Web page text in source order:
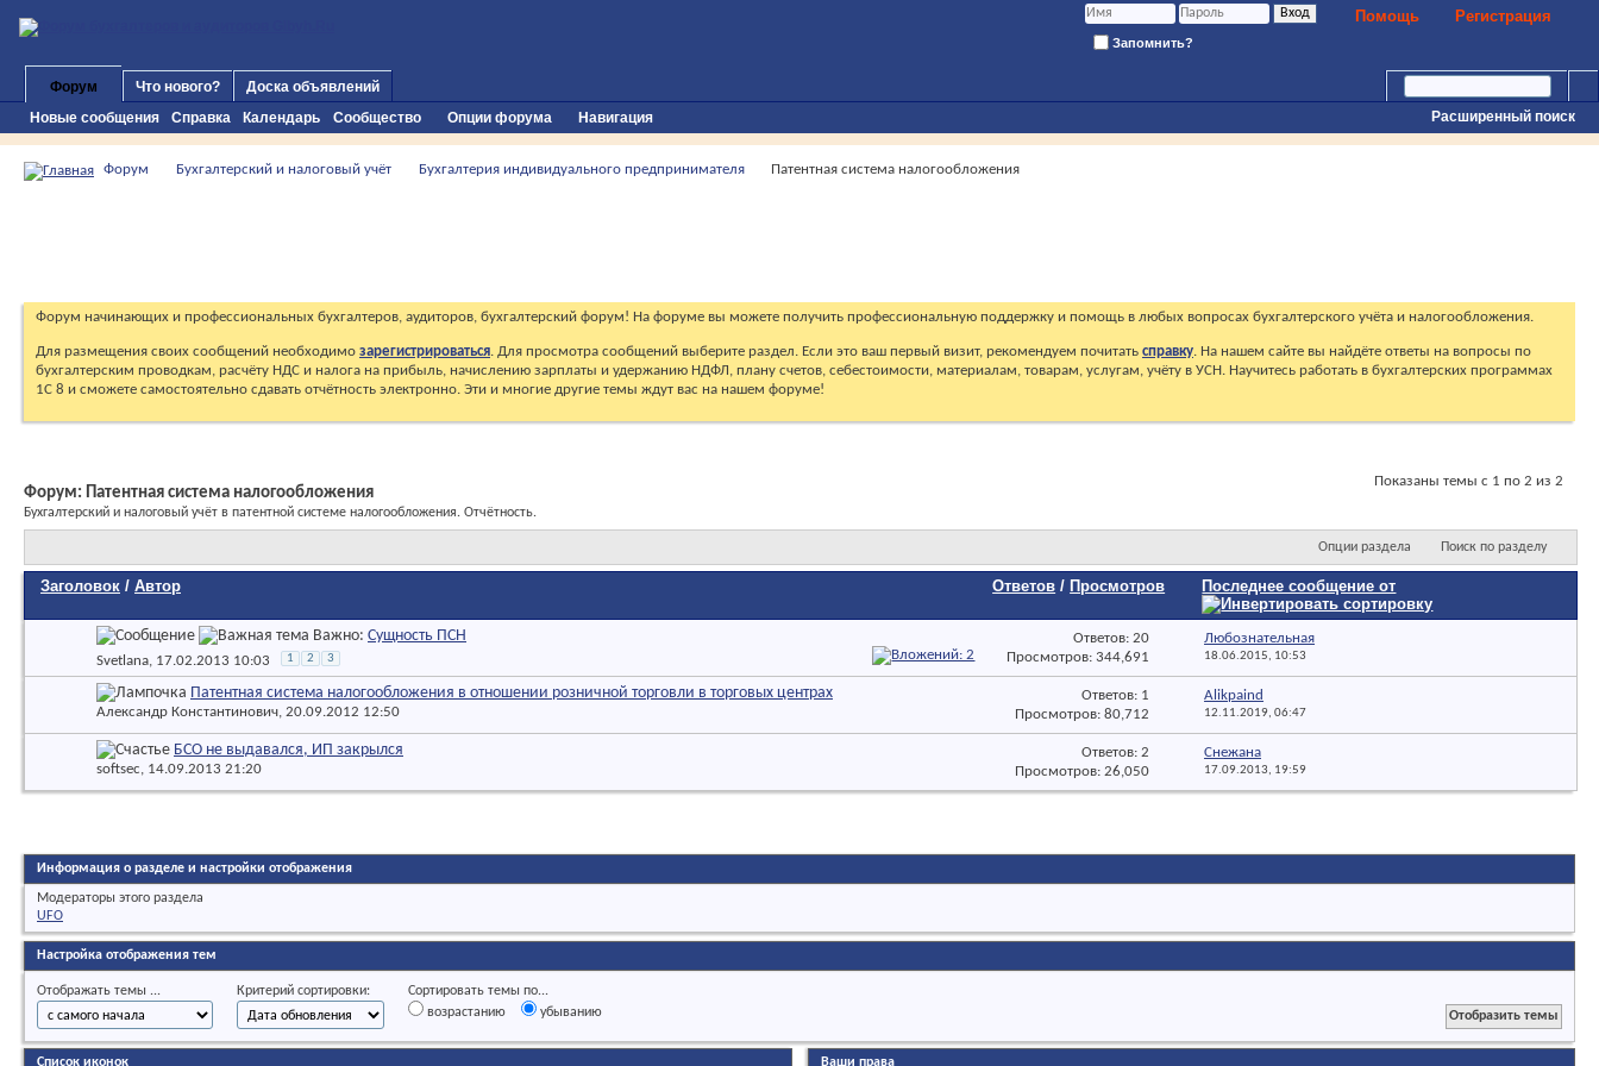
Регистрация
Помощь
Запомнить?
Форум
Новые сообщения
Справка Календарь Сообщество Опции форума Навигация
Что нового?
Доска объявлений
Расширенный поиск
Форум Бухгалтерский и налоговый учёт Бухгалтерия индивидуального предпринимателя Патентная система налогообложения
Форум начинающих и профессиональных бухгалтеров, аудиторов, бухгалтерский форум! На форуме вы можете получить профессиональную поддержку и помощь в любых вопросах бухгалтерского учёта и налогообложения.
Для размещения своих сообщений необходимо зарегистрироваться. Для просмотра сообщений выберите раздел. Если это ваш первый визит, рекомендуем почитать справку. На нашем сайте вы найдёте ответы на вопросы по
бухгалтерским проводкам, расчёту НДС и налога на прибыль, начислению зарплаты и удержанию НДФЛ, плану счетов, себестоимости, материалам, товарам, услугам, учёту в УСН. Научитесь работать в бухгалтерских программах
1С 8 и сможете самостоятельно сдавать отчётность электронно. Эти и многие другие темы ждут вас на нашем форуме!
Показаны темы с 1 по 2 из 2
Форум: Патентная система налогообложения
Бухгалтерский и налоговый учёт в патентной системе налогообложения. Отчётность.
Опции раздела Поиск по разделу
Заголовок / Автор Ответов / Просмотров Последнее сообщение от
Важно: Сущность ПСН
Svetlana, 17.02.2013 10:03 1 2 3
Ответов: 20
Просмотров: 344,691
Любознательная
18.06.2015, 10:53
Патентная система налогообложения в отношении розничной торговли в торговых центрах
Александр Константинович, 20.09.2012 12:50
Ответов: 1
Просмотров: 80,712
Alikpaind
12.11.2019,06:47
БСО не выдавался, ИП закрылся
softsec, 14.09.2013 21:20
Ответов: 2
Просмотров: 26,050
Снежана
17.09.2013, 19:59
Информация о разделе и настройки отображения
Модераторы этого раздела
UFO
Настройка отображения тем
Отображать темы ... Критерий сортировки:
Сортировать темы по...
возрастанию
убыванию
Список иконок Ваши права